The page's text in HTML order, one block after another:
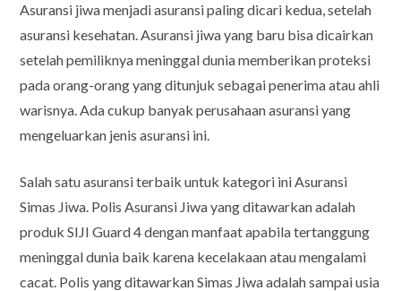
Asuransi jiwa menjadi asuransi paling dicari kedua, setelah
asuransi kesehatan. Asuransi jiwa yang baru bisa dicairkan
setelah pemiliknya meninggal dunia memberikan proteksi
pada orang-orang yang ditunjuk sebagai penerima atau ahli
warisnya. Ada cukup banyak perusahaan asuransi yang
mengeluarkan jenis asuransi ini.
Salah satu asuransi terbaik untuk kategori ini Asuransi
Simas Jiwa. Polis Asuransi Jiwa yang ditawarkan adalah
produk SIJI Guard 4 dengan manfaat apabila tertanggung
meninggal dunia baik karena kecelakaan atau mengalami
cacat. Polis yang ditawarkan Simas Jiwa adalah sampai usia